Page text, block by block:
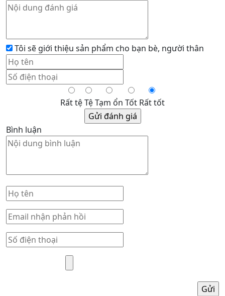
Tôi sẽ giới thiệu sản phẩm cho bạn bè, người thân
Rất tệTệTạm ổn Tốt Rất tốt
Bình luận